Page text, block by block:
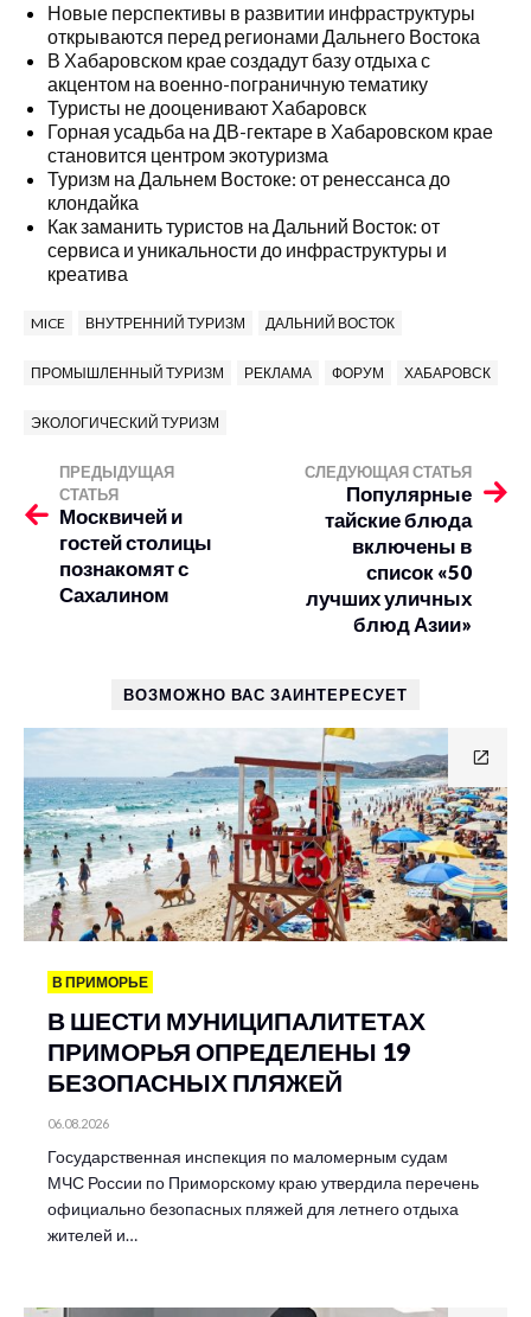
Новые перспективы в развитии инфраструктуры
открываются перед регионами Дальнего Востока
В Хабаровском крае создадут базу отдыха с
акцентом на военно-пограничную тематику
Туристы не дооценивают Хабаровск
Горная усадьба на ДВ-гектаре в Хабаровском крае
становится центром экотуризма
Туризм на Дальнем Востоке: от ренессанса до
клондайка
Как заманить туристов на Дальний Восток: от
сервиса и уникальности до инфраструктуры и
креатива
MICE ВНУТРЕННИЙ ТУРИЗМ ДАЛЬНИЙ ВОСТОК
ПРОМЫШЛЕННЫЙ ТУРИЗМ РЕКЛАМА ФОРУМ ХАБАРОВСК
ЭКОЛОГИЧЕСКИЙ ТУРИЗМ
ПРЕДЫДУЩАЯ
СТАТЬЯ
Москвичей и
гостей столицы
познакомят с
Сахалином
СЛЕДУЮЩАЯ СТАТЬЯ
Популярные
тайские блюда
включены в
список «50
лучших уличных
блюд Азии»
ВОЗМОЖНО ВАС ЗАИНТЕРЕСУЕТ
В ПРИМОРЬЕ
В ШЕСТИ МУНИЦИПАЛИТЕТАХ
ПРИМОРЬЯ ОПРЕДЕЛЕНЫ 19
БЕЗОПАСНЫХ ПЛЯЖЕЙ
06.08.2026
Государственная инспекция по маломерным судам
МЧС России по Приморскому краю утвердила перечень
официально безопасных пляжей для летнего отдыха
жителей и…